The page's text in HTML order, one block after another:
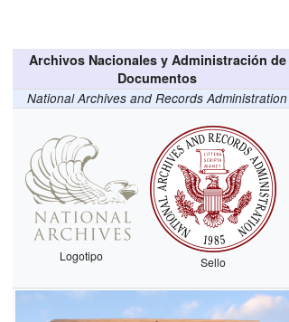
Archivos Nacionales y Administración de
Documentos
National Archives and Records Administration
Logotipo Sello